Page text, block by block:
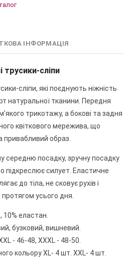
ІНФОРМАЦІЯ
трусики-сліпи
сліпи, які поєднують ніжність
натуральної тканини. Передня
трикотажу, а бокові та задня
квіткового мережива, що
привабливий образ.
середню посадку, зручну посадку
підкреслює силует. Еластичне
до тіла, не сковує рухів і
усього дня.
10% еластан.
бузковий, вишневий.
- 46-48, XХXL - 48-50.
кольору ХL- 4 шт. XХL- 4 шт.